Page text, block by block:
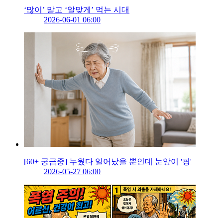
‘많이’ 말고 ‘알맞게’ 먹는 시대
2026-06-01 06:00
[60+ 궁금중] 누웠다 일어났을 뿐인데 눈앞이 '핑'
2026-05-27 06:00